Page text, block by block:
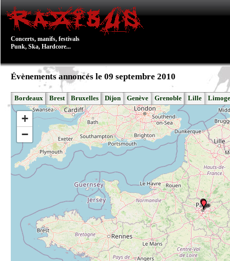
Concerts, manifs, festivals
Punk, Ska, Hardcore...
Évènements annoncés le 09 septembre 2010
Bordeaux Brest Bruxelles Dijon Genève Grenoble Lille
+
−